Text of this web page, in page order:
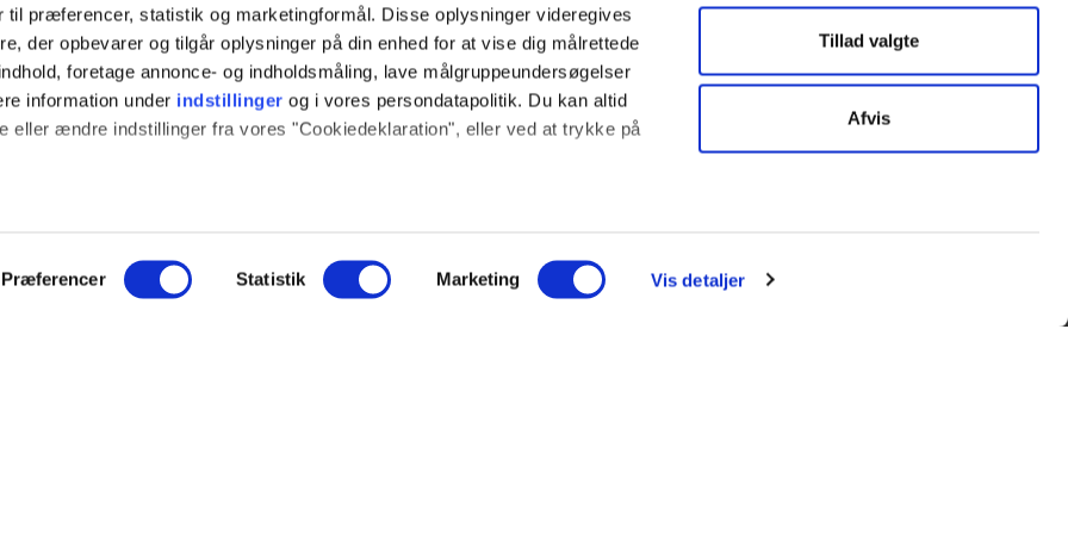
til præferencer, statistik og marketingformål. Disse oplysninger videregives
der opbevarer og tilgår oplysninger på din enhed for at vise dig målrettede
foretage annonce- og indholdsmåling, lave målgruppeundersøgelser
information under indstillinger og i vores persondatapolitik. Du kan altid
eller ændre indstillinger fra vores "Cookiedeklaration", eller ved at trykke på
på en scanning af dens unikke karakteristika (fingerprinting)
Præferencer Statistik Marketing Vis detaljer
Tillad valgte
Afvis
SOCIALE MEDIER